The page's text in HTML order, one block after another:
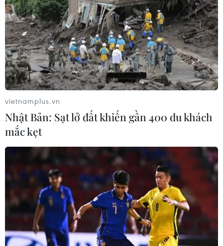
vietnamplus.vn
Nhật Bản: Sạt lở đất khiến gần 400 du khách
mắc kẹt